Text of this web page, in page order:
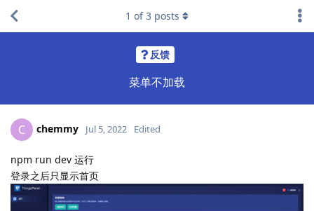
反馈
菜单不加载
1 of3 posts
C chemmy Jul 5, 2022 Edited
npm run dev 运行
登录之后只显示首页